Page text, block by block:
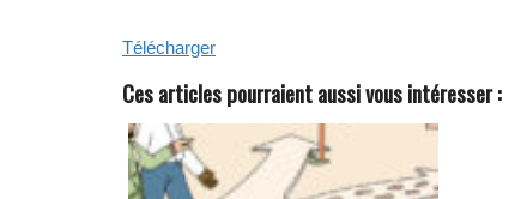
Télécharger
Ces articles pourraient aussi vous intéresser :